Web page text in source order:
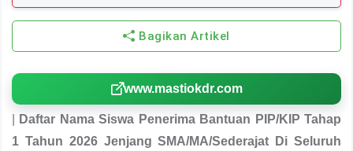
Bagikan Artikel
www.mastiokdr.com
Daftar Nama Siswa Penerima Bantuan PIP/KIP Tahap
1 Tahun 2026 Jenjang SMA/MA/Sederajat Di Seluruh